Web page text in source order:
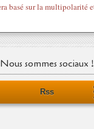
Nous sommes sociaux !
Rss